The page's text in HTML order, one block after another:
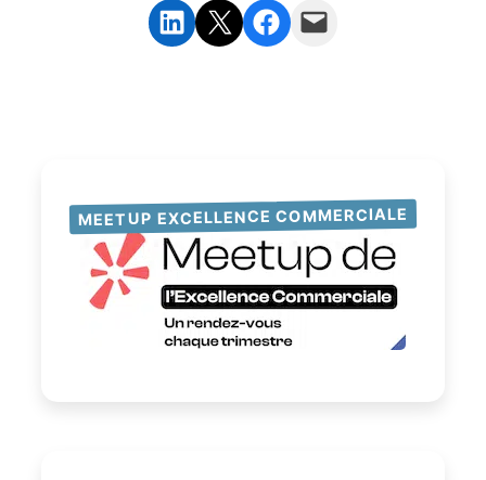
Partager sur LinkedIn Partager sur X Partager sur Facebook Envoyer cette page par e-mail
MEETUP EXCELLENCE COMMERCIALE